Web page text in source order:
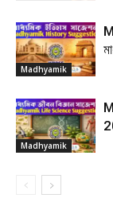
Madhyamik
Madhyamik